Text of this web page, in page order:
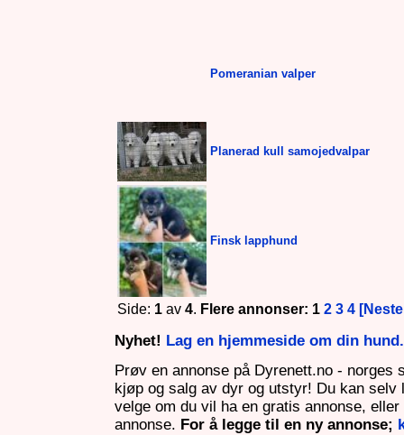
Pomeranian valper
Planerad kull samojedvalpar
Finsk lapphund
Side: 1 av 4 Flere annonser: 1 2 3 4
Nyhet! Lag en hjemmeside om din
Prøv en annonse på Dyrenett.no - norges
kjøp og salg av dyr og utstyr! Du kan selv
velge om du vil ha en gratis annonse,
annonse. For å legge til en ny annonse;